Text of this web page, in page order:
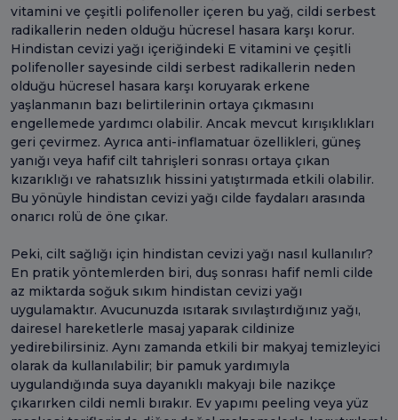
vitamini ve çeşitli polifenoller içeren bu yağ, cildi serbest
radikallerin neden olduğu hücresel hasara karşı korur.
Hindistan cevizi yağı içeriğindeki E vitamini ve çeşitli
polifenoller sayesinde cildi serbest radikallerin neden
olduğu hücresel hasara karşı koruyarak erkene
yaşlanmanın bazı belirtilerinin ortaya çıkmasını
engellemede yardımcı olabilir. Ancak mevcut kırışıklıkları
geri çevirmez. Ayrıca anti-inflamatuar özellikleri, güneş
yanığı veya hafif cilt tahrişleri sonrası ortaya çıkan
kızarıklığı ve rahatsızlık hissini yatıştırmada etkili olabilir.
Bu yönüyle hindistan cevizi yağı cilde faydaları arasında
onarıcı rolü de öne çıkar.
Peki, cilt sağlığı için hindistan cevizi yağı nasıl kullanılır?
En pratik yöntemlerden biri, duş sonrası hafif nemli cilde
az miktarda soğuk sıkım hindistan cevizi yağı
uygulamaktır. Avucunuzda ısıtarak sıvılaştırdığınız yağı,
dairesel hareketlerle masaj yaparak cildinize
yedirebilirsiniz. Aynı zamanda etkili bir makyaj temizleyici
olarak da kullanılabilir; bir pamuk yardımıyla
uygulandığında suya dayanıklı makyajı bile nazikçe
çıkarırken cildi nemli bırakır. Ev yapımı peeling veya yüz